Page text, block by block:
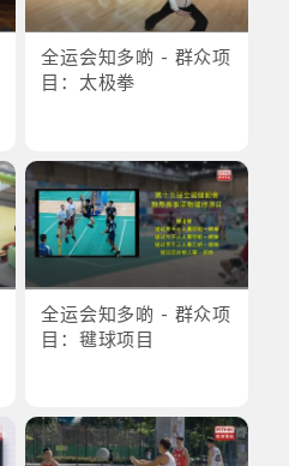
全运会知多啲 - 群众项
目：太极拳
全运会知多啲 - 群众项
目：毽球项目